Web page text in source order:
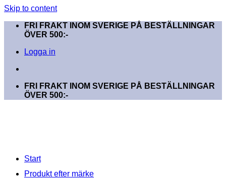
Skip to content
FRI FRAKT INOM SVERIGE PÅ BESTÄLLNINGAR
ÖVER 500:-
Logga in
FRI FRAKT INOM SVERIGE PÅ BESTÄLLNINGAR
ÖVER 500:-
Start
Produkt efter märke